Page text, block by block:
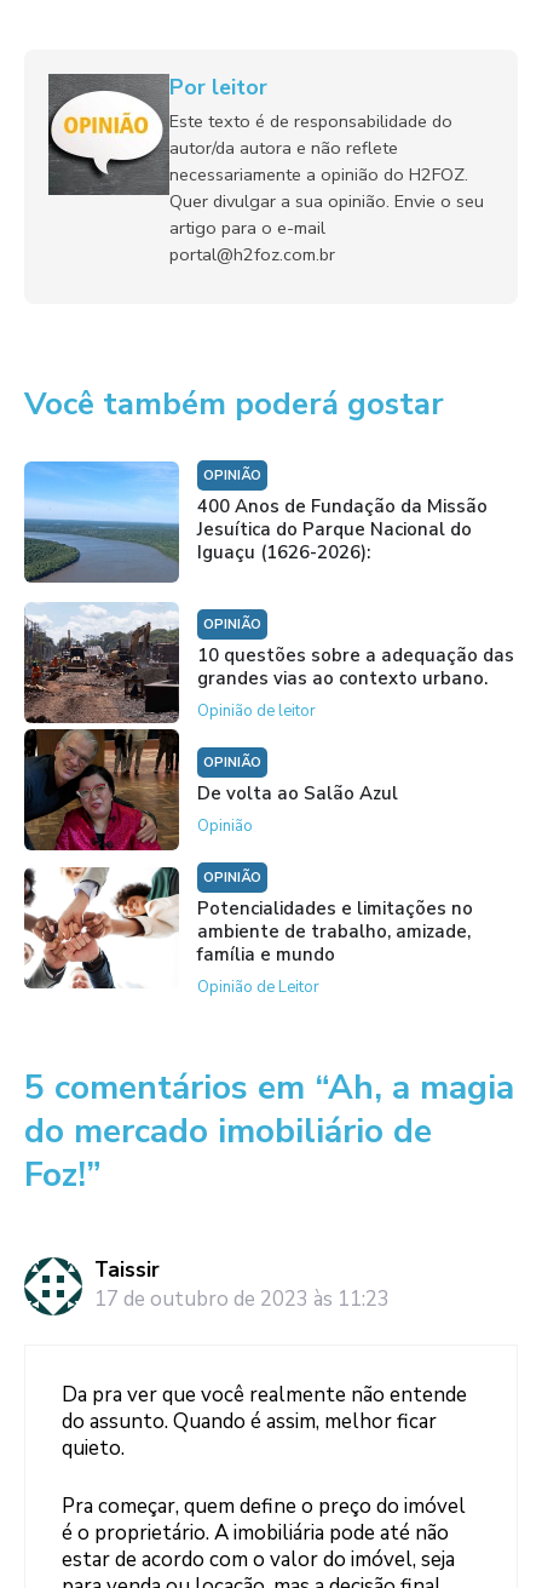
Por leitor
Este texto é de responsabilidade do
autor/da autora e não reflete
necessariamente a opinião do H2FOZ.
Quer divulgar a sua opinião. Envie o seu
artigo para o e-mail
portal@h2foz.com.br
Você também poderá gostar
OPINIÃO
400 Anos de Fundação da Missão
Jesuítica do Parque Nacional do
Iguaçu (1626-2026):
OPINIÃO
10 questões sobre a adequação das
grandes vias ao contexto urbano.
Opinião de leitor
OPINIÃO
De volta ao Salão Azul
Opinião
OPINIÃO
Potencialidades e limitações no
ambiente de trabalho, amizade,
família e mundo
Opinião de Leitor
5 comentários em “Ah, a magia
do mercado imobiliário de
Foz!”
Taissir
17 de outubro de 2023 às 11:23
Da pra ver que você realmente não entende
do assunto. Quando é assim, melhor ficar
quieto.
Pra começar, quem define o preço do imóvel
é o proprietário. A imobiliária pode até não
estar de acordo com o valor do imóvel, seja